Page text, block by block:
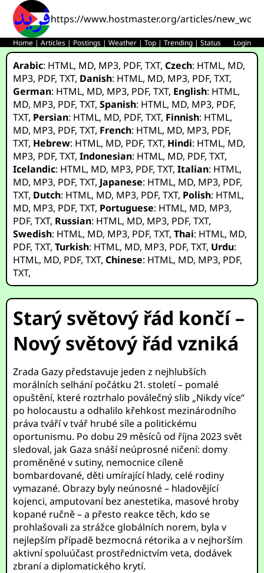
https://www.hostmaster.org/articles/
Home |Articles | Postings |Weather |Top |Trending |Status Login
Arabic: HTML, MD, MP3, PDF,TXT,Czech: HTML, MD,
MP3, PDF,TXT, Danish: HTML, MD, MP3, PDF,TXT,
German: HTML, MD, MP3, PDF,TXT, English: HTML,
MD, MP3, PDF,TXT,Spanish: HTML, MD, MP3, PDF,
TXT, Persian: HTML, MD, PDF,TXT, Finnish: HTML,
MD, MP3, PDF,TXT, French: HTML, MD, MP3, PDF,
TXT, Hebrew: HTML, MD, PDF,TXT, Hindi: HTML, MD,
MP3, PDF,TXT,Indonesian: HTML, MD, PDF,TXT,
Icelandic: HTML, MD, MP3, PDF,TXT,Italian: HTML,
MD, MP3, PDF,TXT, Japanese: HTML, MD, MP3, PDF,
TXT, Dutch: HTML, MD, MP3, PDF,TXT, Polish: HTML,
MD, MP3, PDF,TXT, Portuguese: HTML, MD, MP3,
PDF,TXT, Russian: HTML, MD, MP3, PDF,TXT,
Swedish: HTML, MD, MP3, PDF,TXT,Thai: HTML, MD,
PDF,TXT,Turkish: HTML, MD, MP3, PDF,TXT, Urdu:
HTML, MD, PDF,TXT,Chinese: HTML, MD, MP3, PDF,
TXT,
Starý světový řád končí –
Nový světový řád vzniká
Zrada Gazy představuje jeden z nejhlubších
morálních selhání počátku 21. století – pomalé
opuštění, které roztrhalo poválečný slib „Nikdy více“
po holocaustu a odhalilo křehkost mezinárodního
práva tváří v tvář hrubé síle a politickému
oportunismu. Po dobu 29 měsíců od října 2023 svět
sledoval, jak Gaza snáší neúprosné ničení: domy
proměněné v sutiny, nemocnice cíleně
bombardované, děti umírající hlady, celé rodiny
vymazané. Obrazy byly neúnosné – hladovějící
kojenci, amputovaní bez anestetika, masové hroby
kopané ručně – a přesto reakce těch, kdo se
prohlašovali za strážce globálních norem, byla v
nejlepším případě bezmocná rétorika a v nejhorším
aktivní spoluúčast prostřednictvím veta, dodávek
zbraní a diplomatického krytí.